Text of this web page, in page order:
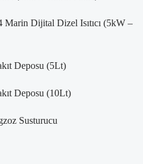
Dijital Dizel Isıtıcı (5kW –
Deposu (5Lt)
Deposu (10Lt)
Susturucu